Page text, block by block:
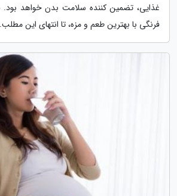
غذایی، تضمین کننده سلامت بدن خواهد بود.
فرنگی با بهترین طعم و مزه، تا انتهای این